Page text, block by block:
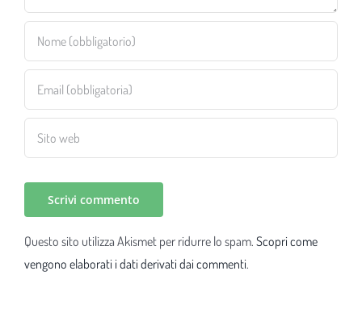
Questo sito utilizza Akismet per ridurre lo spam. Scopri come
vengono elaborati i dati derivati dai commenti.